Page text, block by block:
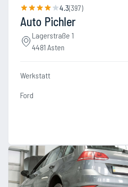
4.3(397)
Auto Pichler
Lagerstraße 1
4481 Asten
Werkstatt
Ford